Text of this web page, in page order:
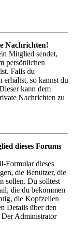
Nachrichten!
Mitglied sendet,
persönlichen
Falls du
erhältst, so kannst du
kann dem
Nachrichten zu
dieses Forums
Formular dieses
die Benutzer, die
sollen. Du solltest
die du bekommen
die Kopfzeilen
Details über den
Administrator